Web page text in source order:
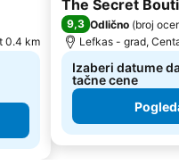
0.4 km
The Secret
9,3 Odlično (broj
Lefkas - grad,
Izaberi datume
tačne cene